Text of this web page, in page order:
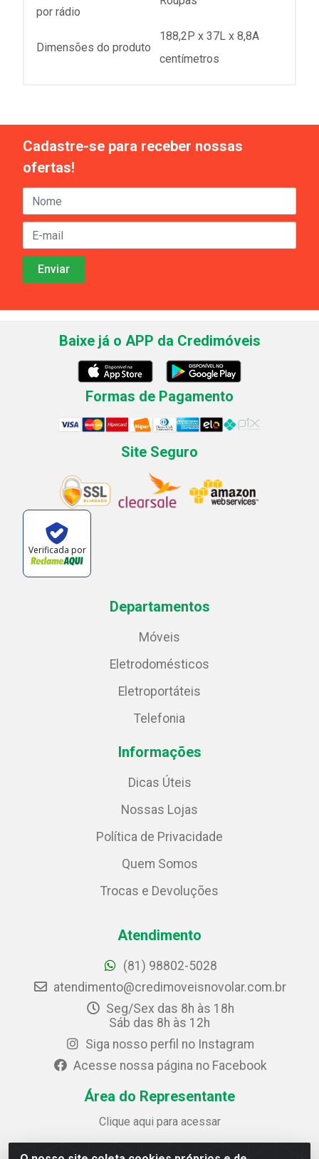
por rádio
Dimensões do produto
188,2P x 37L x 8,8A
centímetros
Cadastre-se para receber nossas
ofertas!
Baixe já o APP da Credimóveis
Formas de Pagamento
Site Seguro
Verificada por
Departamentos
Móveis
Eletrodomésticos
Eletroportáteis
Telefonia
Informações
Dicas Úteis
Nossas Lojas
Política de Privacidade
Quem Somos
Trocas e Devoluções
Atendimento
(81) 98802-5028
atendimento@credimoveisnovolar.com.br
Seg/Sex das 8h às 18h
Sáb das 8h às 12h
Siga nosso perfil no Instagram
Acesse nossa página no Facebook
Área do Representante
Clique aqui para acessar